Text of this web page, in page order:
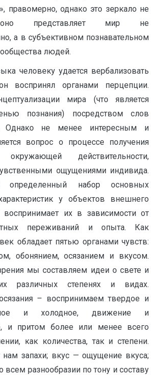
правомерно, однако это зеркало не
оно представляет мир не
а в субъективном познавательном
людей.
человеку удается вербализовать
воспринял органами перцепции.
мира (что является
познания) посредством слов
Однако не менее интересным и
вопрос о процессе получения
действительности,
ощущениями индивида.
определенный набор основных
у объектов внешнего
их в зависимости от
переживаний и опыта. Как
обладает пятью органами чувств:
обонянием, осязанием и вкусом.
мы составляем идеи о свете и
различных степенях и видах.
– воспринимаем твердое и
и холодное, движение и
и притом более или менее всего
как количества, так и степени.
нам запахи; вкус — ощущение вкуса;
всем разнообразии по тону и составу